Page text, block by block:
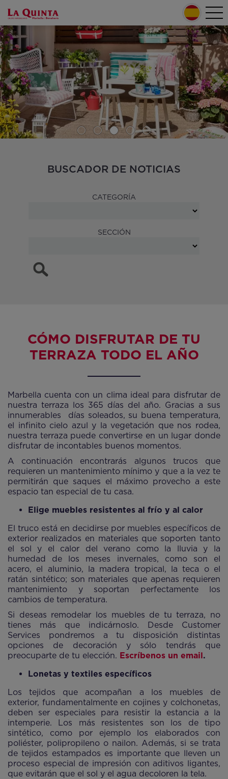
Secondary menu
BUSCADOR DE NOTICIAS
CATEGORÍA
SECCIÓN
CÓMO DISFRUTAR DE TU
TERRAZA TODO EL AÑO
Marbella cuenta con un clima ideal para disfrutar de
nuestra terraza los 365 días del año. Gracias a sus
innumerables días soleados, su buena temperatura,
el infinito cielo azul y la vegetación que nos rodea,
nuestra terraza puede convertirse en un lugar donde
disfrutar de incontables buenos momentos.
A continuación encontrarás algunos trucos que
requieren un mantenimiento mínimo y que a la vez te
permitirán que saques el máximo provecho a este
espacio tan especial de tu casa.
Elige muebles resistentes al frío y al calor
El truco está en decidirse por muebles específicos de
exterior realizados en materiales que soporten tanto
el sol y el calor del verano como la lluvia y la
humedad de los meses invernales, como son el
acero, el aluminio, la madera tropical, la teca o el
ratán sintético; son materiales que apenas requieren
mantenimiento y soportan perfectamente los
cambios de temperatura.
Si deseas remodelar los muebles de tu terraza, no
tienes más que indicárnoslo. Desde Customer
Services pondremos a tu disposición distintas
opciones de decoración y sólo tendrás que
preocuparte de tu elección. Escríbenos un email.
Lonetas y textiles específicos
Los tejidos que acompañan a los muebles de
exterior, fundamentalmente en cojines y colchonetas,
deben ser especiales para resistir la estancia a la
intemperie. Los más resistentes son los de tipo
sintético, como por ejemplo los elaborados con
poliéster, polipropileno o nailon. Además, si se trata
de tejidos estampados es importante que lleven un
proceso especial de impresión con aditivos ligantes,
que evitarán que el sol y el agua decoloren la tela.